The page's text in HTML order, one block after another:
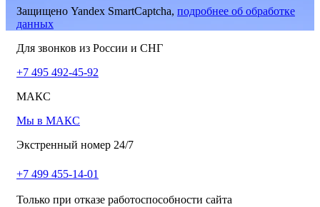
Защищено Yandex SmartCaptcha, подробнее об обработке
данных
Для звонков из России и СНГ
+7 495 492-45-92
МАКС
Мы в МАКС
Экстренный номер 24/7
+7 499 455-14-01
Только при отказе работоспособности сайта